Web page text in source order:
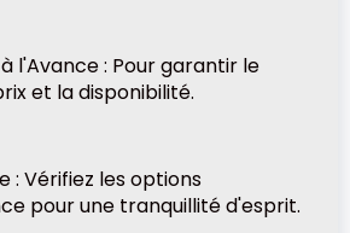
l'Avance : Pour garantir le
et la disponibilité.
: Vérifiez les options
pour une tranquillité d'esprit.